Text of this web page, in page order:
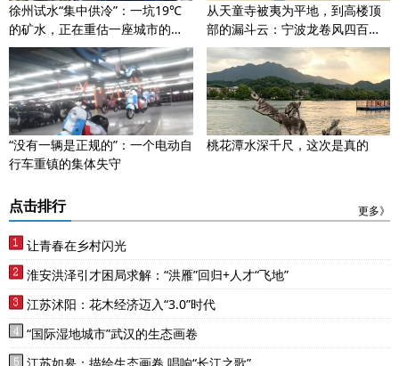
徐州试水“集中供冷”：一坑19℃
的矿水，正在重估一座城市的身
价
从天童寺被夷为平地，到高楼顶
部的漏斗云：宁波龙卷风四百年
时空对话
“没有一辆是正规的”：一个电动自
行车重镇的集体失守
桃花潭水深千尺，这次是真的
点击排行 更多》
让青春在乡村闪光
淮安洪泽引才困局求解：“洪雁”回归+人才“飞地”
江苏沭阳：花木经济迈入“3.0”时代
“国际湿地城市”武汉的生态画卷